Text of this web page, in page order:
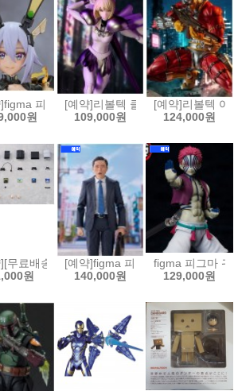
전선2 망명 - 클루카이[4545784070420]
피그마 바니 슈트 플래닝 - 실버 배럴
원
[예약]리볼텍 클레이모어 - 클레
109,000원
[예약]리볼텍
124,000원
Grand Order 랜서/스카사하
무료배송]figma 피그마 플러스 플레이스테이
원
[예약]figma 피그마 고독한 미식
140,000원
figma 피그마
129,000원